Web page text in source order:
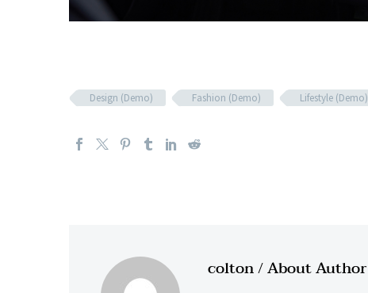
Design (Demo) Fashion (Demo) Lifestyle (Demo)
colton/ About Author